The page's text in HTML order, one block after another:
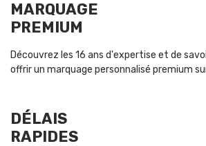
MARQUAGE
PREMIUM
Découvrez les 16 ans d'expertise et de
offrir un marquage personnalisé premium
DÉLAIS
RAPIDES